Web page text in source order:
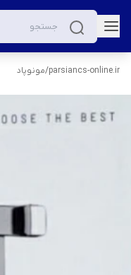
parsiancs-online.ir
/مونوپاد